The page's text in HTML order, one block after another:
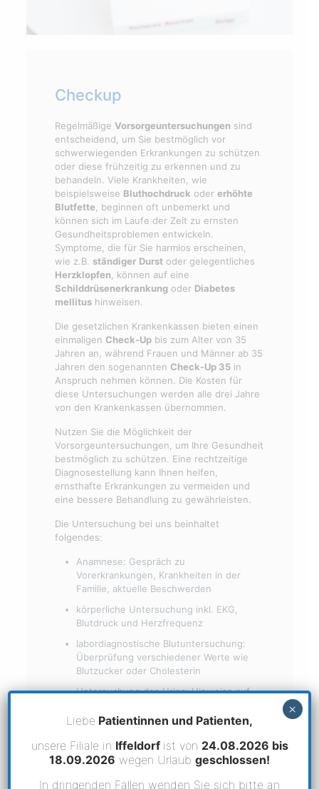
Checkup
RegelmäßigeVorsorgeuntersuchungen sind
entscheidend, um Sie bestmöglich vor
schwerwiegenden Erkrankungen zu schützen
oder diese frühzeitig zu erkennen und zu
behandeln. Viele Krankheiten, wie
beispielsweise Bluthochdruck odererhöhte
Blutfette, beginnen oft unbemerkt und
können sich im Laufe der Zeit zu ernsten
Gesundheitsproblemen entwickeln.
Symptome, die für Sie harmlos erscheinen,
wie z.B.ständiger Durst oder gelegentliches
Herzklopfen, können auf eine
Schilddrüsenerkrankung oder Diabetes
mellitus hinweisen.
Die gesetzlichen Krankenkassen bieten einen
einmaligen Check-Up bis zum Alter von 35
Jahren an, während Frauen und Männer ab 35
Jahren den sogenannten Check-Up 35 in
Anspruch nehmen können. Die Kosten für
diese Untersuchungen werden alle drei Jahre
von den Krankenkassen übernommen.
Nutzen Sie die Möglichkeit der
Vorsorgeuntersuchungen, um Ihre Gesundheit
bestmöglich zu schützen. Eine rechtzeitige
Diagnosestellung kann Ihnen helfen,
ernsthafte Erkrankungen zu vermeiden und
eine bessere Behandlung zu gewährleisten.
Die Untersuchung bei uns beinhaltet
folgendes:
Anamnese: Gespräch zu
Vorerkrankungen, Krankheiten in der
Familie, aktuelle Beschwerden
körperliche Untersuchung inkl. EKG,
Blutdruck und Herzfrequenz
labordiagnostische Blutuntersuchung:
Überprüfung verschiedener Werte wie
Blutzucker oder Cholesterin
Untersuchung des Urins: Hinweise auf
Diabetes mellitus
Überprüfung des Impfstatus
ausführliche Besprechung der Befunde
Liebe Patientinnen und Patienten,
unsere Filiale in Iffeldorf ist von 24.08.2026 bis
18.09.2026 wegen Urlaub geschlossen!
In dringenden Fällen wenden Sie sich bitte an
×